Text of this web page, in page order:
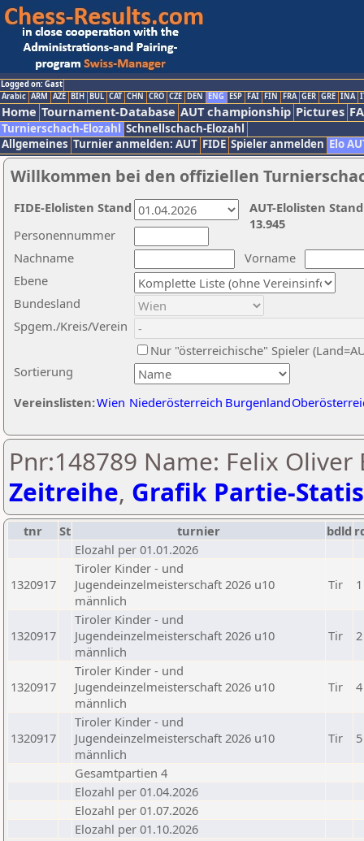
Logged on: Gast
Arabic ARM AZE BIH BUL CAT CHN CRO CZE DEN ENG ESP FAI FIN FRA GER GRE INA
Home Tournament-Database AUT championship Pictures
Turnierschach-Elozahl Schnellschach-Elozahl
Allgemeines Turnier anmelden: AUT FIDE Spieler anmelden Elo
Willkommen bei den offiziellen
Nachname
Vorname
Ebene
Sortierung
Personennummer
Bundesland
Spgem./Kreis/Verein
Nur "österreichische" Spieler
Vereinslisten:Wien Niederösterreich Burgenland
AUT-Elolisten
13.945
FIDE-Elolisten Stand
Pnr:148789 Name: Felix Oliver
Zeitreihe, Grafik Partie-
tnr St turnier bdld
Elozahl per 01.01.2026
1320917
Tiroler Kinder - und
Jugendeinzelmeisterschaft 2026 u10
männlich
Tir 1
1320917
Tiroler Kinder - und
Jugendeinzelmeisterschaft 2026 u10
männlich
Tir 2
1320917
Tiroler Kinder - und
Jugendeinzelmeisterschaft 2026 u10
männlich
Tir 4
1320917
Tiroler Kinder - und
Jugendeinzelmeisterschaft 2026 u10
männlich
Tir 5
Gesamtpartien 4
Elozahl per 01.04.2026
Elozahl per 01.07.2026
Elozahl per 01.10.2026